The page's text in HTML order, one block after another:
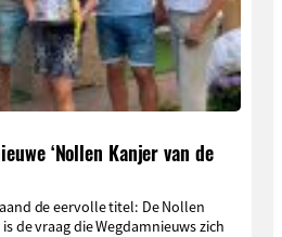
‘Nollen Kanjer van de
de eervolle titel: De Nollen
de vraag die Wegdamnieuws zich